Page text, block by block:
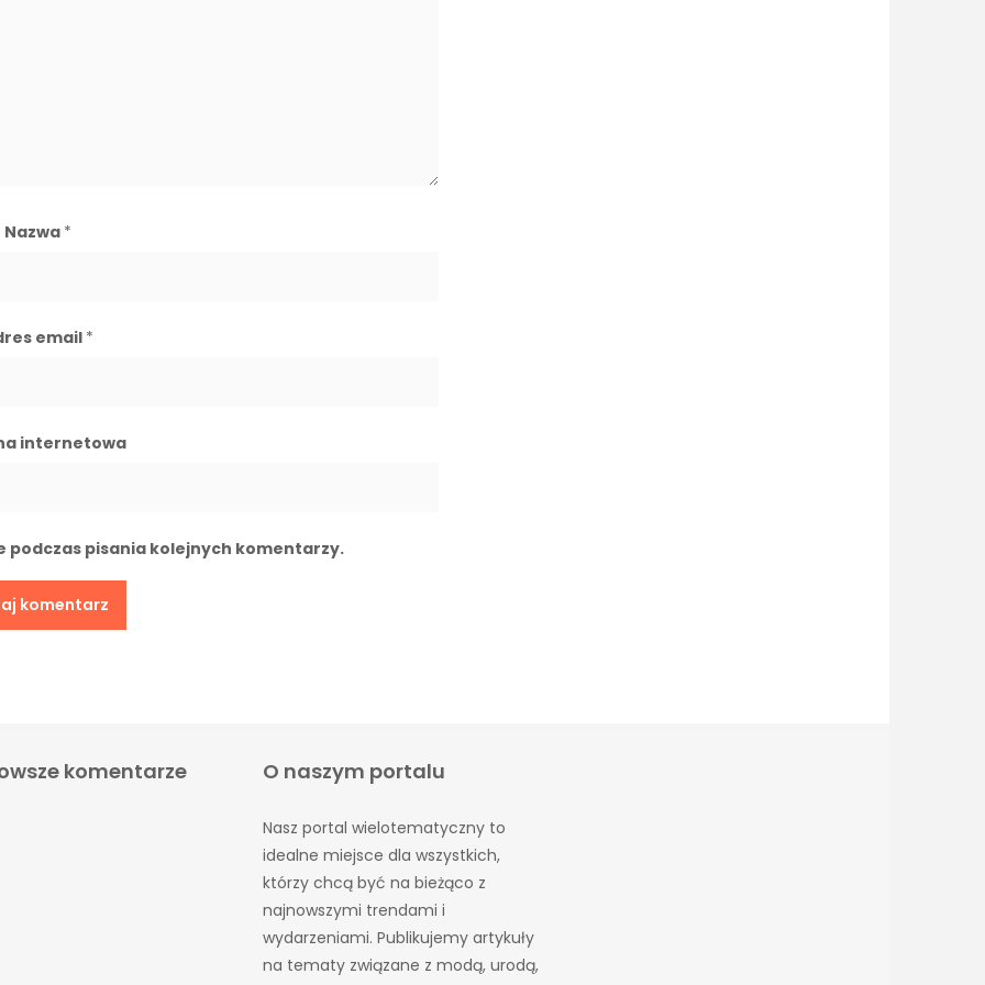
Nazwa *
email*
internetowa
podczas pisania kolejnych komentarzy.
komentarze O naszym portalu
Nasz portal wielotematyczny to
idealne miejsce dla wszystkich,
którzy chcą być na bieżąco z
najnowszymi trendami i
wydarzeniami. Publikujemy artykuły
na tematy związane z modą, urodą,